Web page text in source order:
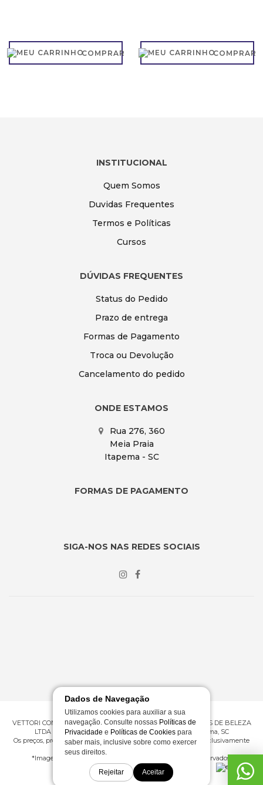
COMPRAR COMPRAR
INSTITUCIONAL
Quem Somos
Duvidas Frequentes
Termos e Políticas
Cursos
DÚVIDAS FREQUENTES
Status do Pedido
Prazo de entrega
Formas de Pagamento
Troca ou Devolução
Cancelamento do pedido
ONDE ESTAMOS
Rua 276, 360
Meia Praia
Itapema - SC
FORMAS DE PAGAMENTO
SIGA-NOS NAS REDES SOCIAIS
VETTORI COMERCIO ATACADISTA E VAREJISTA DE PRODUTOS DE BELEZA
LTDA ME | CNPJ 09.430.602/0001-53 | Rua 276, 360 - Itapema, SC
Os preços, promoções e condições de pagamento são válidos exclusivamente
para compras efetuadas em nossa loja virtual.
*Imagens meramente ilustrativas | © Todos os direitos reservados.
Dados de Navegação
Utilizamos cookies para auxiliar a sua
navegação. Consulte nossas Políticas de
Privacidade e Políticas de Cookiespara
saber mais, inclusive sobre como exercer
seus direitos.
Rejeitar Aceitar